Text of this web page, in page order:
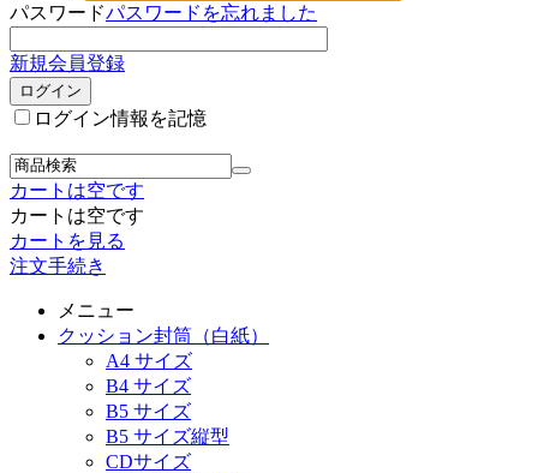
パスワードパスワードを忘れました
新規会員登録
ログイン
ログイン情報を記憶
カートは空です
カートは空です
カートを見る
注文手続き
メニュー
クッション封筒（白紙）
A4 サイズ
B4 サイズ
B5 サイズ
B5 サイズ縦型
CDサイズ